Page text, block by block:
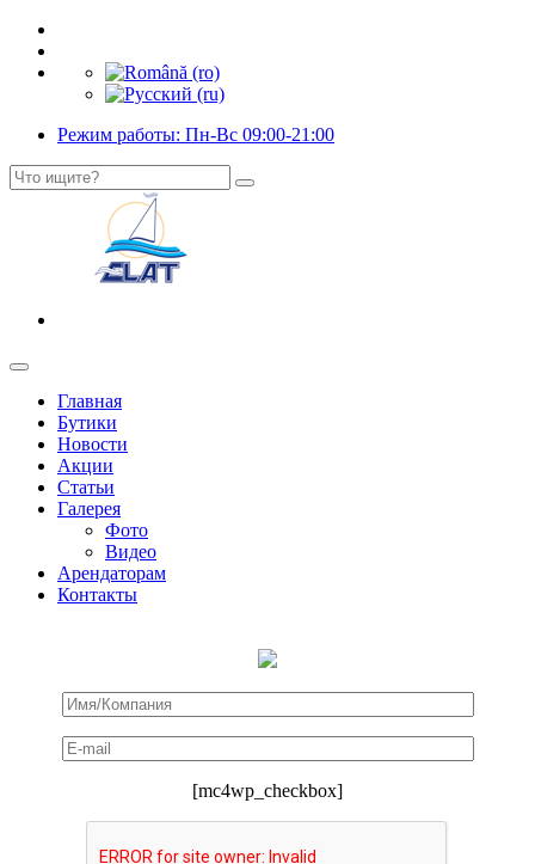
Режим работы: Пн-Вс 09:00-21:00
Главная
Бутики
Новости
Акции
Статьи
Галерея
Фото
Видео
Арендаторам
Контакты
[mc4wp_checkbox]